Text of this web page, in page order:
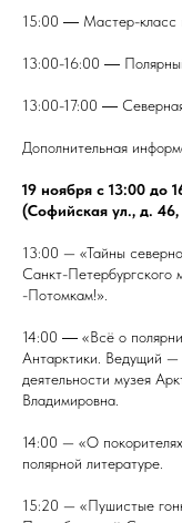
15:00 ― Мастер-класс
13:00-16:00 ―
13:00-17:00 ―
Дополнительная
19 ноября с 13:00 до
(Софийская ул., д.
13:00 — «Тайны
Санкт-Петербургского
-Потомкам!».
14:00 ― «Всё о
Антарктики. Ведущий —
деятельности музея
Владимировна.
14:00 — «О
полярной литературе.
15:20 — «Пушистые